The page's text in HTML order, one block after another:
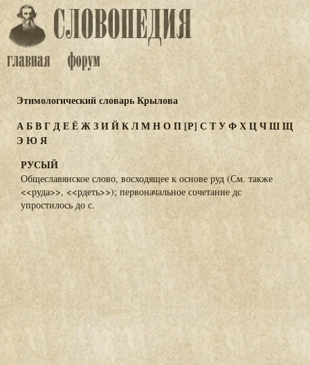
Этимологический словарь Крылова
АБВГДЕЁЖЗИЙКЛМНОП[Р] СТУФХЦЧШЩ
Э Ю Я
РУСЫЙ
Общеславянское слово, восходящее к основе руд (См. также
<<руда>>, <<рдеть>>); первоначальное сочетание дс
упростилось до с.